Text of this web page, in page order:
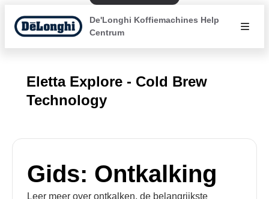
De'Longhi Koffiemachines Help
Centrum
Eletta Explore - Cold Brew
Technology
Gids: Ontkalking
Leer meer over ontkalken, de belangrijkste